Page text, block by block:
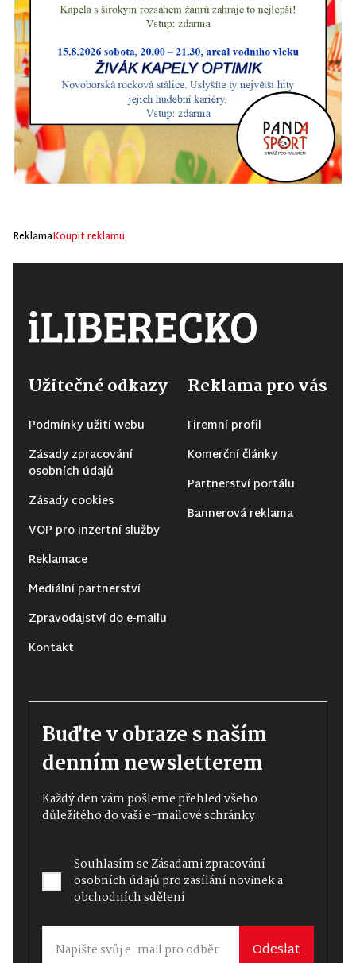
ReklamaKoupit reklamu
Užitečné odkazy
Podmínky užití webu
Zásady zpracování
osobních údajů
Zásady cookies
VOP pro inzertní služby
Reklamace
Mediální partnerství
Zpravodajství do e-mailu
Kontakt
Reklama pro vás
Firemní profil
Komerční články
Partnerství portálu
Bannerová reklama
Buďte v obraze s naším
denním newsletterem
Každý den vám pošleme přehled všeho
důležitého do vaší e-mailové schránky.
Souhlasím seZásadami zpracování
osobních údajůpro zasílání novinek a
obchodních sdělení
Odeslat